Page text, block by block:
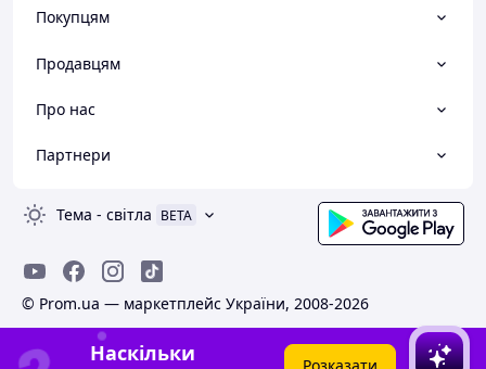
Не має 😁
Покупцям
Продавцям
Про нас
Партнери
Тема - світла BETA
© Prom.ua — маркетплейс України, 2008-2026
Наскільки